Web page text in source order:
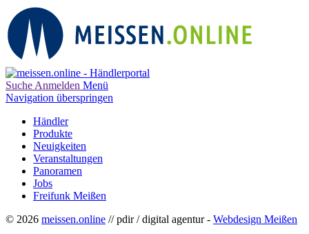
Suche Anmelden Menü
Navigation überspringen
Händler
Produkte
Neuigkeiten
Veranstaltungen
Panoramen
Jobs
Freifunk Meißen
© 2026 meissen.online // pdir / digital agentur - Webdesign Meißen